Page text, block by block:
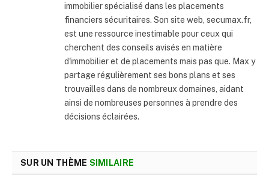
immobilier spécialisé dans les placements
financiers sécuritaires. Son site web, secumax.fr,
est une ressource inestimable pour ceux qui
cherchent des conseils avisés en matière
d'immobilier et de placements mais pas que. Max y
partage régulièrement ses bons plans et ses
trouvailles dans de nombreux domaines, aidant
ainsi de nombreuses personnes à prendre des
décisions éclairées.
SUR UN THÈME SIMILAIRE